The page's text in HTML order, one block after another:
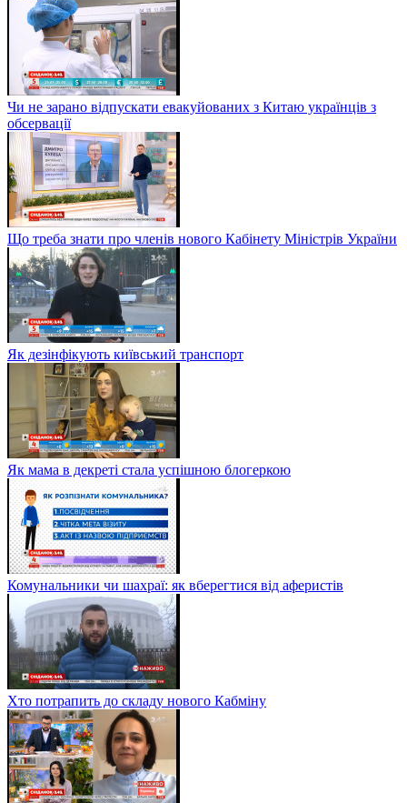
Чи не зарано відпускати евакуйованих з Китаю українців з
обсервації
Що треба знати про членів нового Кабінету Міністрів України
Як дезінфікують київський транспорт
Як мама в декреті стала успішною блогеркою
Комунальники чи шахраї: як вберегтися від аферистів
Хто потрапить до складу нового Кабміну